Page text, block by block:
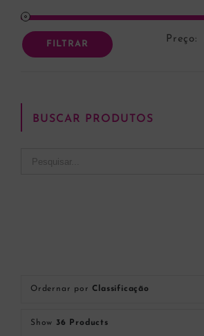
Ordernar porClassificação
Show 36 Products
FILTRAR Preço:
BUSCAR PRODUTOS